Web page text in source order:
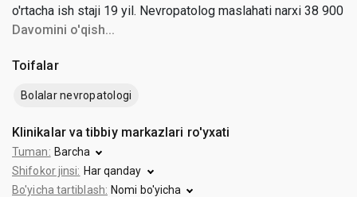
o'rtacha ish staji 19 yil. Nevropatolog maslahati narxi 38 900
dan 400 000 so'mgacha (o'rtacha narxi 181 000 so'm).
Davomini o'qish...
Toifalar
Bolalar nevropatologi
Klinikalar va tibbiy markazlari ro'yxati
Tuman: Barcha
Shifokor jinsi: Har qanday
Bo'yicha tartiblash: Nomi bo'yicha